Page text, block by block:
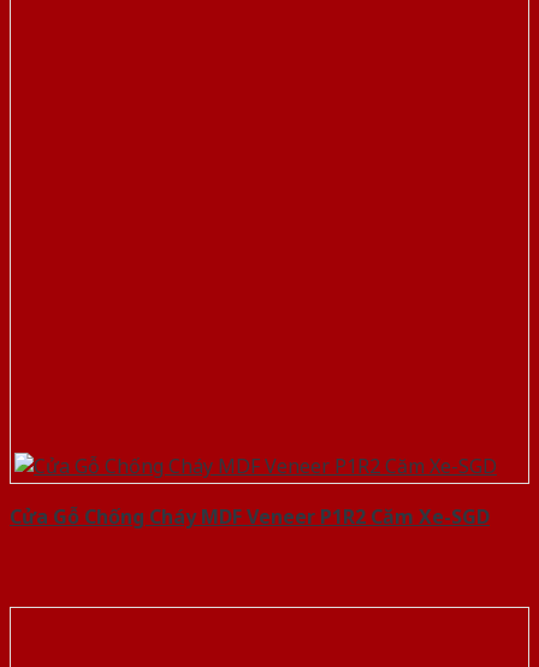
Cửa Gỗ Chống Cháy MDF Veneer P1R2 Căm Xe-SGD